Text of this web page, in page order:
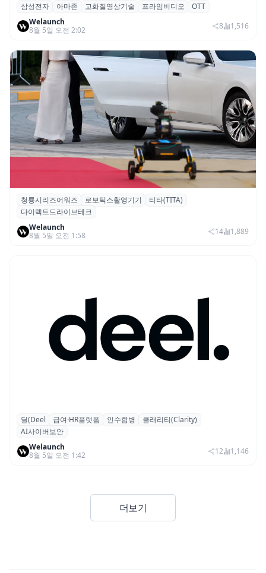
삼성전자·아마존, 프라임 비디오에 ‘HDR10+
어드밴스드’ 적용
삼성전자 아마존 고화질영상기술 프라임비디오
OTT
Welaunch
8월 5일 오전 2:02
8 1,516
청룡시리즈어워즈 레드카펫에 등장한 바퀴
형 이족 보행 로봇 ‘티타(TITA)’
청룡시리즈어워즈 로보틱스촬영기기
티타(TITA)
다이렉트드라이브테크
Welaunch
8월 5일 오전 1:58
14 1,889
글로벌 HR 플랫폼 딜(Deel), ARR 15억 달러
돌파…AI 보안 역량 강화
딜(Deel 급여·HR플랫폼 인수합병
클래리티(Clarity)
AI사이버보안
Welaunch
8월 5일 오전 1:42
12 1,146
더보기